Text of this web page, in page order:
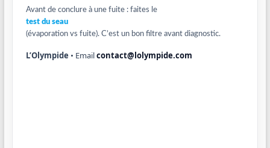
Avant de conclure à une fuite : faites le
test du seau
(évaporation vs fuite). C’est un bon filtre avant diagnostic.
L’Olympide • Emailcontact@lolympide.com